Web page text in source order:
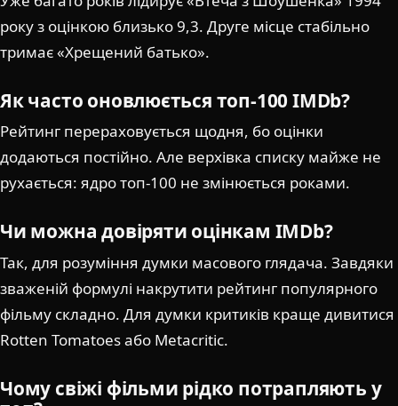
року з оцінкою близько 9,3. Друге місце стабільно
тримає «Хрещений батько».
Як часто оновлюється топ-100 IMDb?
Рейтинг перераховується щодня, бо оцінки
додаються постійно. Але верхівка списку майже не
рухається: ядро топ-100 не змінюється роками.
Чи можна довіряти оцінкам IMDb?
Так, для розуміння думки масового глядача. Завдяки
зваженій формулі накрутити рейтинг популярного
фільму складно. Для думки критиків краще дивитися
Rotten Tomatoes або Metacritic.
Чому свіжі фільми рідко потрапляють у